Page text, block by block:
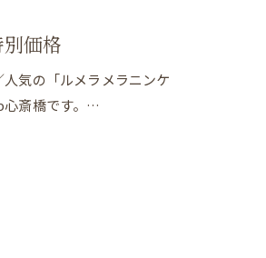
価格
気の「ルメラメラニンケ
心斎橋です。…